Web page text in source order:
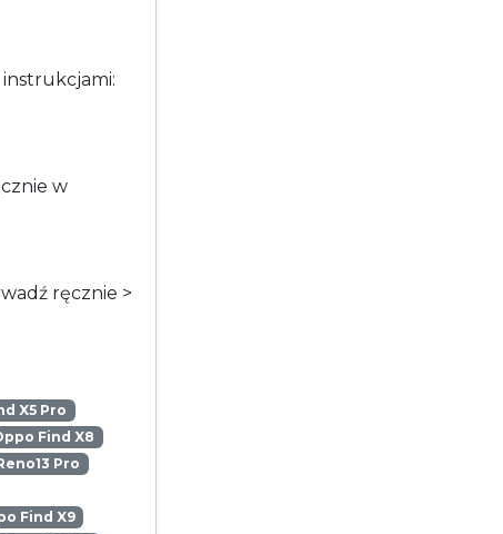
w
ręcznie >
X5 Pro
Find X8
Pro
Find X9